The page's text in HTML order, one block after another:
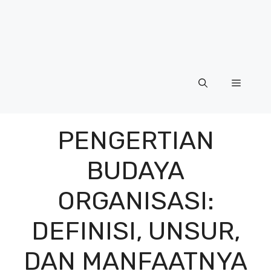
Menu
PENGERTIAN
BUDAYA
ORGANISASI:
DEFINISI, UNSUR,
DAN MANFAATNYA